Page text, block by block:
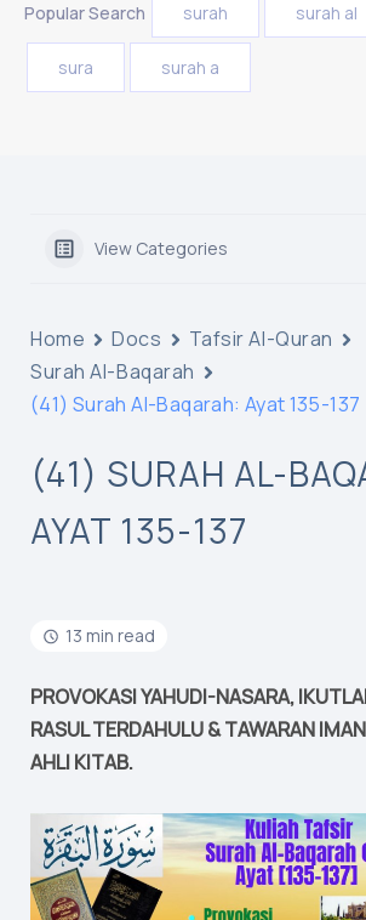
Popular Search surah surah al
sura surah a
View Categories
Home Docs
Tafsir Al-Quran
Surah Al-Baqarah
(41) Surah Al-Baqarah: Ayat 135-137
(41) SURAH AL-
AYAT 135-137
13 min read
PROVOKASI YAHUDI-NASARA,
RASUL TERDAHULU & TAWARAN
AHLI KITAB.